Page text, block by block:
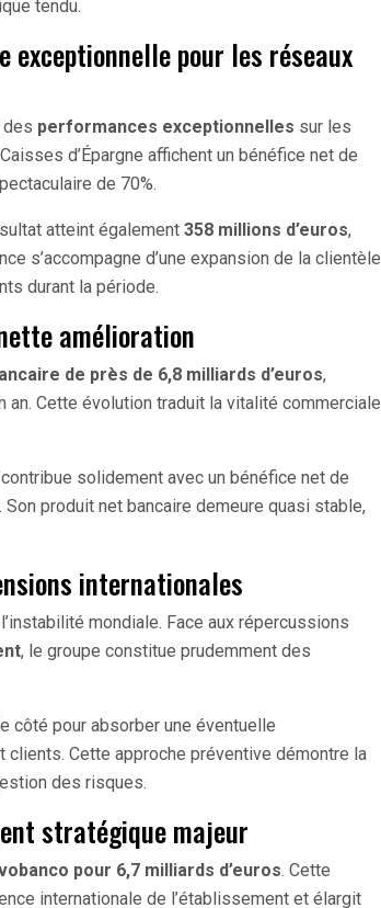
tendu.
exceptionnelle pour les réseaux
performances exceptionnelles sur les
d’Épargne affichent un bénéfice net de
de 70%.
atteint également 358 millions d’euros,
s’accompagne d’une expansion de la clientèle
durant la période.
amélioration
de près de 6,8 milliards d’euros,
an. Cette évolution traduit la vitalité commerciale
solidement avec un bénéfice net de
produit net bancaire demeure quasi stable,
internationales
mondiale. Face aux répercussions
, le groupe constitue prudemment des
côté pour absorber une éventuelle
Cette approche préventive démontre la
des risques.
stratégique majeur
pour 6,7 milliards d’euros. Cette
internationale de l’établissement et élargit